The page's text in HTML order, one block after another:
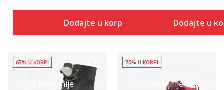
Dodajte u korpu Dodajte u
Detaljnije
65% U KORPI
Detaljnije
70% U KORPI